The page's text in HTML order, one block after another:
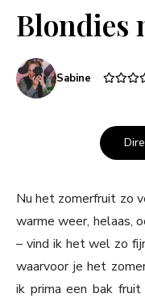
Blondies
Sabine
Nu het zomerfruit zo
warme weer, helaas,
– vind ik het wel zo
waarvoor je het
ik prima een bak